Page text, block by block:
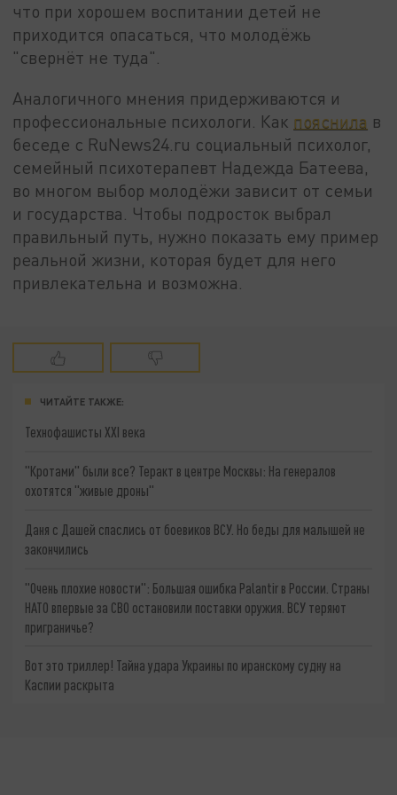
что при хорошем воспитании детей не
приходится опасаться, что молодёжь
"свернёт не туда".
Аналогичного мнения придерживаются и
профессиональные психологи. Как пояснила в
беседе с RuNews24.ru социальный психолог,
семейный психотерапевт Надежда Батеева,
во многом выбор молодёжи зависит от семьи
и государства. Чтобы подросток выбрал
правильный путь, нужно показать ему пример
реальной жизни, которая будет для него
привлекательна и возможна.
ЧИТАЙТЕ ТАКЖЕ:
Технофашисты XXI века
"Кротами" были все? Теракт в центре Москвы: На генералов
охотятся "живые дроны"
Даня с Дашей спаслись от боевиков ВСУ. Но беды для малышей не
закончились
"Очень плохие новости": Большая ошибка Palantir в России. Страны
НАТО впервые за СВО остановили поставки оружия. ВСУ теряют
приграничье?
Вот это триллер! Тайна удара Украины по иранскому судну на
Каспии раскрыта